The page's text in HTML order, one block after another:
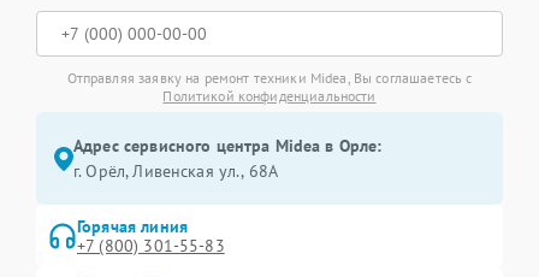
Отправляя заявку на ремонт техники Midea, Вы соглашаетесь с
Политикой конфиденциальности
Адрес сервисного центра Midea в Орле:
г. Орёл, Ливенская ул., 68А
Горячая линия
+7 (800) 301-55-83